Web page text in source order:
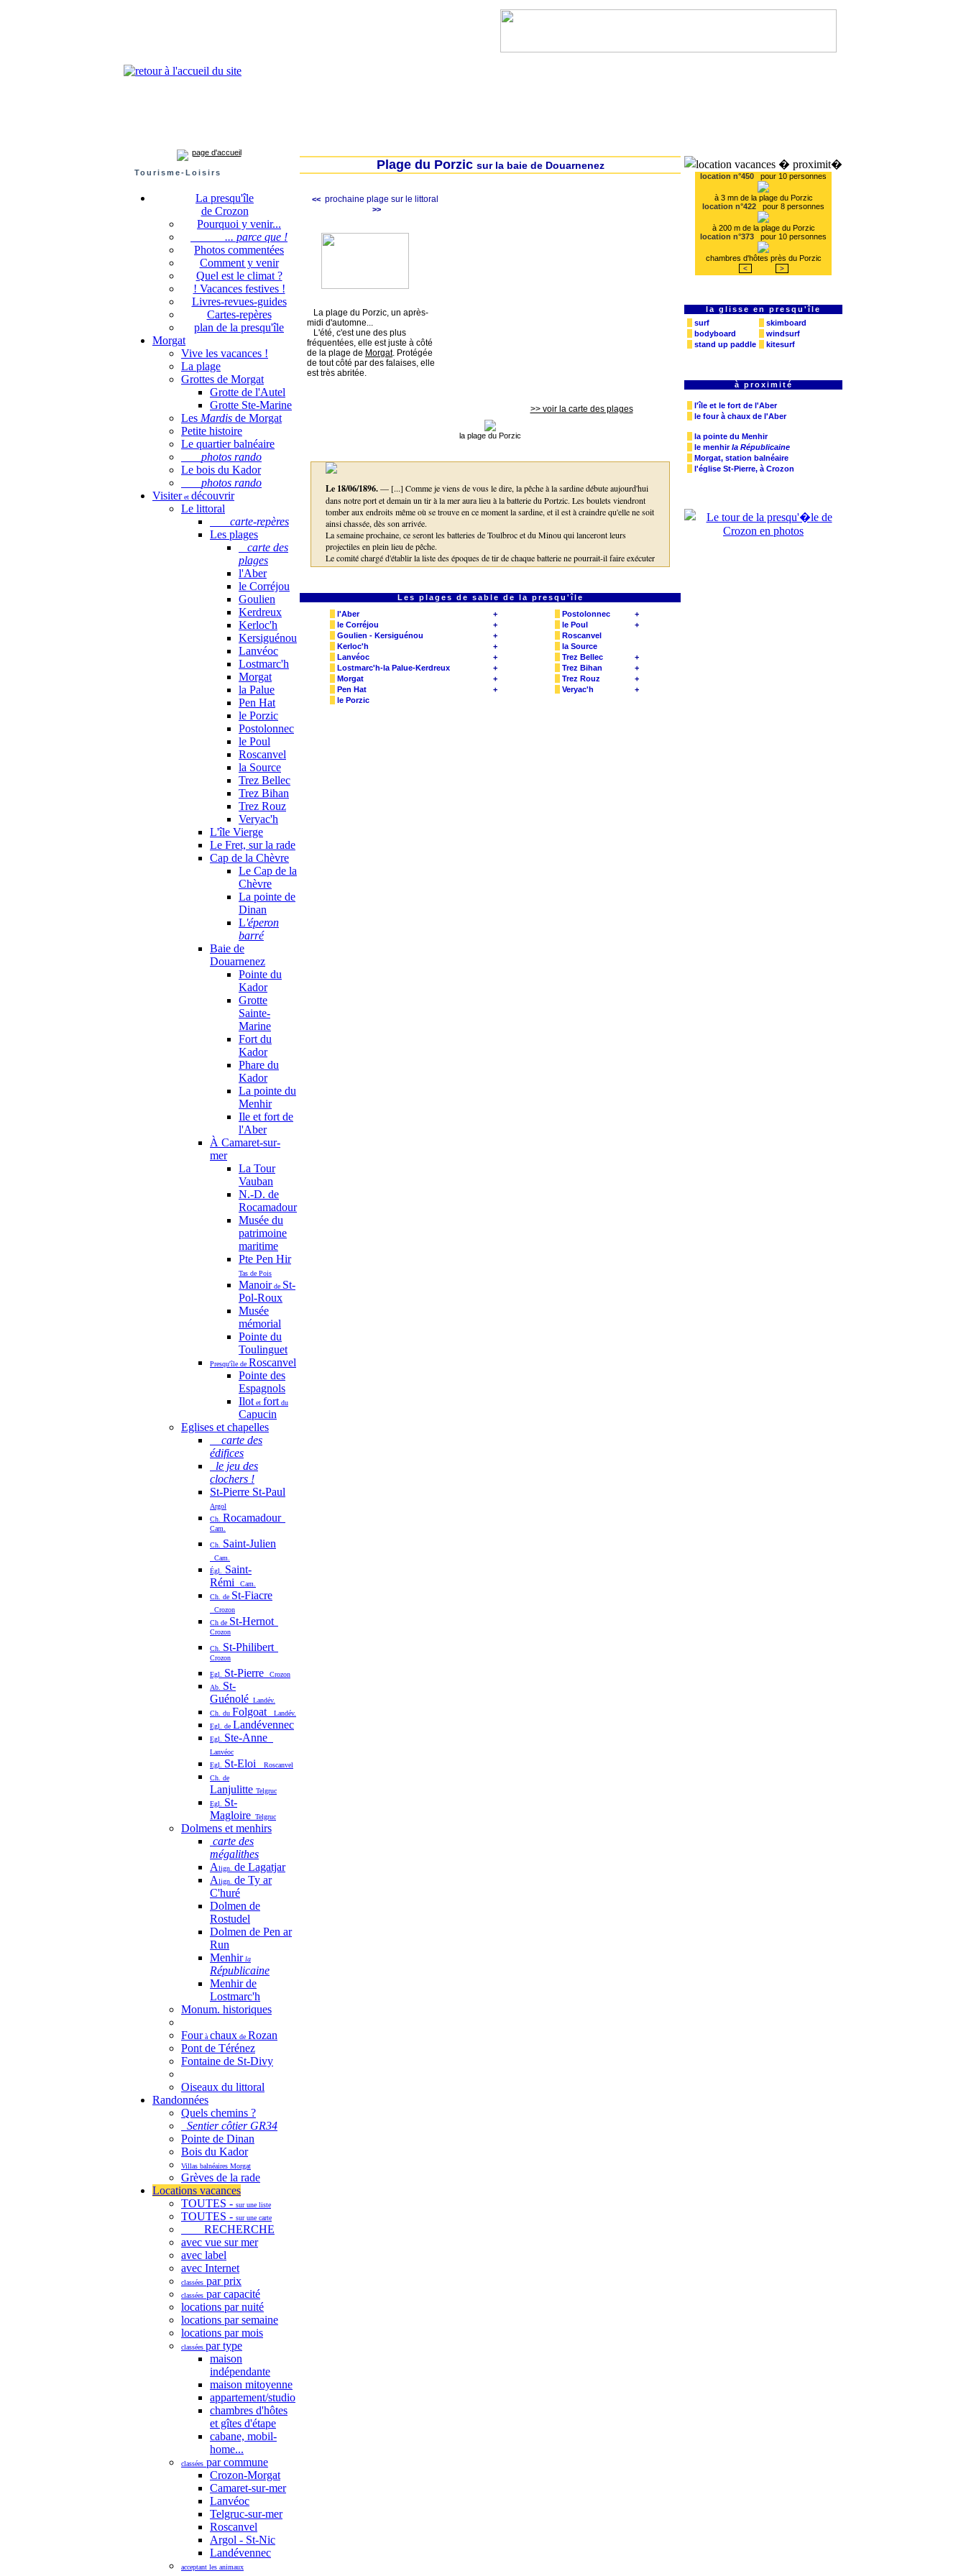
page d'accueil
Tourisme-Loisirs
La presqu'île
de Crozon
Pourquoi y venir...
... parce que !
Photos commentées
Comment y venir
Quel est le climat ?
! Vacances festives !
Livres-revues-guides
Cartes-repères
plan de la presqu'île
Morgat
Vive les vacances !
La plage
Grottes de Morgat
Grotte de l'Autel
Grotte Ste-Marine
Les Mardis de Morgat
Petite histoire
Le quartier balnéaire
photos rando
Le bois du Kador
photos rando
Visiteret découvrir
Le littoral
carte-repères
Les plages
carte des
plages
l'Aber
le Corréjou
Goulien
Kerdreux
Kerloc'h
Kersiguénou
Lanvéoc
Lostmarc'h
Morgat
la Palue
Pen Hat
le Porzic
Postolonnec
le Poul
Roscanvel
la Source
Trez Bellec
Trez Bihan
Trez Rouz
Veryac'h
L'île Vierge
Le Fret, sur la rade
Cap de la Chèvre
Le Cap de la
Chèvre
La pointe de
Dinan
L'éperon
barré
Baie de
Douarnenez
Pointe du
Kador
Grotte
Sainte-
Marine
Fort du
Kador
Phare du
Kador
La pointe du
Menhir
Ile et fort de
l'Aber
À Camaret-sur-
mer
La Tour
Vauban
N.-D. de
Rocamadour
Musée du
patrimoine
maritime
Pte Pen Hir
Tas de Pois
Manoirde St-
Pol-Roux
Musée
mémorial
Pointe du
Toulinguet
Presqu'île de Roscanvel
Pointe des
Espagnols
Ilot et fort du
Capucin
Eglises et chapelles
carte des
édifices
le jeu des
clochers !
St-Pierre St-Paul
Argol
Ch. Rocamadour
Cam.
Ch. Saint-Julien
Cam.
Égl.
Saint-
Rémi
Cam.
Ch. de St-Fiacre
Crozon
Ch de St-Hernot
Crozon
Ch. St-Philibert
Crozon
Egl. St-Pierre
Crozon
Ab. St-
Guénolé Landév.
Ch. du Folgoat
Landév.
Egl. de Landévennec
Egl. Ste-Anne
Lanvéoc
Egl. St-Eloi
Roscanvel
Ch. de
Lanjulitte Telgruc
Egl. St-
Magloire Telgruc
Dolmens et menhirs
carte des
mégalithes
Align. de Lagatjar
Align. de Ty ar
C'huré
Dolmen de
Rostudel
Dolmen de Pen ar
Run
Menhirla
Républicaine
Menhir de
Lostmarc'h
Monum. historiques
Fourà chaux de Rozan
Pont de Térénez
Fontaine de St-Divy
Oiseaux du littoral
Randonnées
Quels chemins ?
Sentier côtier GR34
Pointe de Dinan
Bois du Kador
Villas balnéaires Morgat
Grèves de la rade
Locations vacances
TOUTES - sur une liste
TOUTES - sur une carte
RECHERCHE
avec vue sur mer
avec label
avec Internet
classées par prix
classées par capacité
locations par nuité
locations par semaine
locations par mois
classées par type
maison
indépendante
maison mitoyenne
appartement/studio
chambres d'hôtes
et gîtes d'étape
cabane, mobil-
home...
classées par commune
Crozon-Morgat
Camaret-sur-mer
Lanvéoc
Telgruc-sur-mer
Roscanvel
Argol - St-Nic
Landévennec
acceptant les animaux
Plage du Porzic sur la baie de Douarnenez
<< prochaine plage sur le littoral
>>
La plage du Porzic, un après-
midi d'automne...
L'été, c'est une des plus
fréquentées, elle est juste à côté
de la plage de Morgat. Protégée
de tout côté par des falaises, elle
est très abritée.
>> voir la carte des plages
la plage du Porzic
Le 18/06/1896.— [...] Comme je viens de vous le dire, la pêche à la sardine débute aujourd'hui
dans notre port et demain un tir à la mer aura lieu à la batterie du Portzic. Les boulets viendront
tomber aux endroits même où se trouve en ce moment la sardine, et il est à craindre qu'elle ne soit
ainsi chassée, dès son arrivée.
La semaine prochaine, ce seront les batteries de Toulbroc et du Minou qui lanceront leurs
projectiles en plein lieu de pêche.
Le comité chargé d'établir la liste des époques de tir de chaque batterie ne pourrait-il faire exécuter
les tirs des batteries de Toulbroc, Minou et Portzic en mai, ou tout au moins avant le 10 juin,
On sait, quel intérêt prend l'Etat à l'industrie des pêches maritimes. Il rendrait certainement un
grand service à nos pêcheurs en déplaçant l'époque des tirs qui ont lieu dans nos parages.
retrouver les articles dans la revue de presse ancienne sur la presqu'île de Crozon
Les plages de sable de la presqu'île
l'Aber
le Corréjou
Goulien - Kersiguénou
Kerloc'h
Lanvéoc
Lostmarc'h-la Palue-Kerdreux
Morgat
Pen Hat
le Porzic
+
+
+
+
+
+
+
+
Postolonnec
le Poul
Roscanvel
la Source
Trez Bellec
Trez Bihan
Trez Rouz
Veryac'h
+
+
+
+
+
+
location n°450 pour 10 personnes
à 3 mn de la plage du Porzic
location n°422
pour 8 personnes
à 200 m de la plage du Porzic
location n°373
pour 10 personnes
chambres d'hôtes près du Porzic
< >
la glisse en presqu'île
surf
bodyboard
stand up paddle
skimboard
windsurf
kitesurf
à proximité
l'île et le fort de l'Aber
le four à chaux de l'Aber
la pointe du Menhir
le menhirla Républicaine
Morgat, station balnéaire
l'église St-Pierre, à Crozon